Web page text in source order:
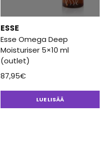
ESSE
Esse Omega Deep
Moisturiser 5×10 ml
(outlet)
87,95€
LUE LISÄÄ